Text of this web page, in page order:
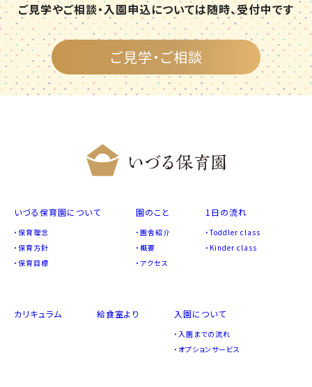
ご見学やご相談・入園申込については随時、受付中です
ご見学・ご相談
いづる保育園について
保育理念
保育方針
保育目標
園のこと
園舎紹介
概要
アクセス
1日の流れ
Toddler class
Kinder class
カリキュラム 給食室より 入園について
入園までの流れ
オプションサービス